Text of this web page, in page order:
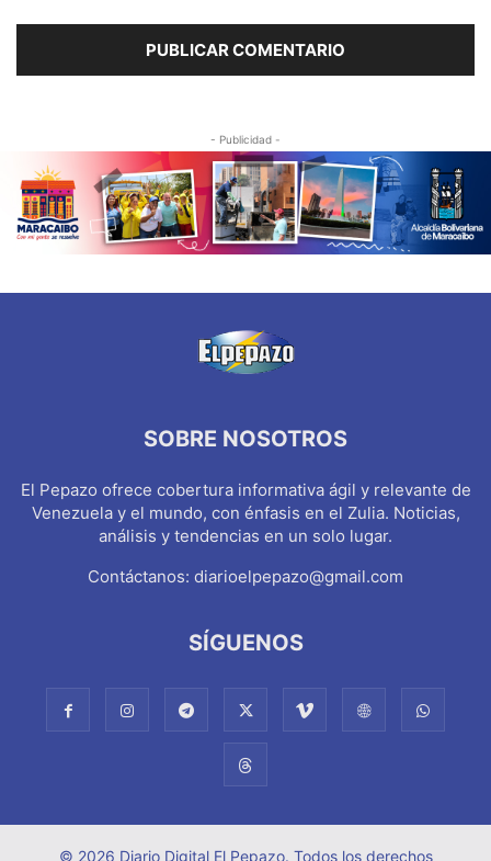
- Publicidad -
SOBRE NOSOTROS
El Pepazo ofrece cobertura informativa ágil y relevante de
Venezuela y el mundo, con énfasis en el Zulia. Noticias,
análisis y tendencias en un solo lugar.
Contáctanos: diarioelpepazo@gmail.com
SÍGUENOS
© 2026 Diario Digital El Pepazo. Todos los derechos